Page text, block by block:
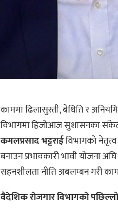
काममा ढिलासुस्ती, बेथिति र
विभागमा हिजोआज सुशासनका
कमलप्रसाद भट्टराईविभागको नेतृत्व
बनाउन प्रभावकारी भावी योजना
सहनशीलता नीति अबलम्बन गरी
वैदेशिक रोजगार विभागको